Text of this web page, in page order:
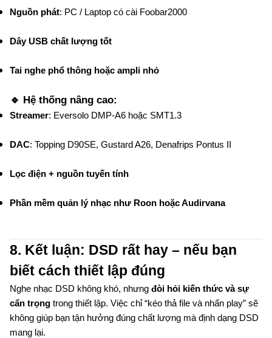
Nguồn phát: PC / Laptop có cài Foobar2000
Dây USB chất lượng tốt
Tai nghe phổ thông hoặc ampli nhỏ
🔹 Hệ thống nâng cao:
Streamer: Eversolo DMP-A6 hoặc SMT1.3
DAC: Topping D90SE, Gustard A26, Denafrips Pontus II
Lọc điện + nguồn tuyến tính
Phần mềm quản lý nhạc như Roon hoặc Audirvana
8. Kết luận: DSD rất hay – nếu bạn
biết cách thiết lập đúng
Nghe nhạc DSD không khó, nhưng đòi hỏi kiến thức và sự
cẩn trọng trong thiết lập. Việc chỉ “kéo thả file và nhấn play” sẽ
không giúp bạn tận hưởng đúng chất lượng mà định dạng DSD
mang lại.